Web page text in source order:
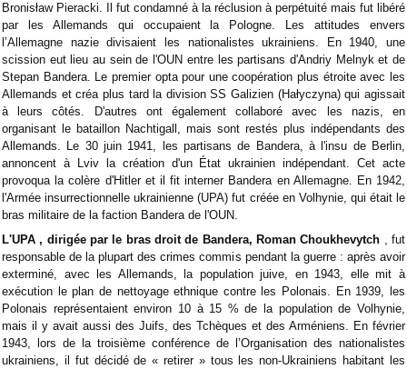
Bronisław Pieracki. Il fut condamné à la réclusion à perpétuité mais fut libéré
par les Allemands qui occupaient la Pologne. Les attitudes envers
l’Allemagne nazie divisaient les nationalistes ukrainiens. En 1940, une
scission eut lieu au sein de l'OUN entre les partisans d'Andriy Melnyk et de
Stepan Bandera. Le premier opta pour une coopération plus étroite avec les
Allemands et créa plus tard la division SS Galizien (Hałyczyna) qui agissait
à leurs côtés. D'autres ont également collaboré avec les nazis, en
organisant le bataillon Nachtigall, mais sont restés plus indépendants des
Allemands. Le 30 juin 1941, les partisans de Bandera, à l'insu de Berlin,
annoncent à Lviv la création d'un État ukrainien indépendant. Cet acte
provoqua la colère d'Hitler et il fit interner Bandera en Allemagne. En 1942,
l'Armée insurrectionnelle ukrainienne (UPA) fut créée en Volhynie, qui était le
bras militaire de la faction Bandera de l'OUN.
L'UPA , dirigée par le bras droit de Bandera, Roman Choukhevytch , fut
responsable de la plupart des crimes commis pendant la guerre : après avoir
exterminé, avec les Allemands, la population juive, en 1943, elle mit à
exécution le plan de nettoyage ethnique contre les Polonais. En 1939, les
Polonais représentaient environ 10 à 15 % de la population de Volhynie,
mais il y avait aussi des Juifs, des Tchèques et des Arméniens. En février
1943, lors de la troisième conférence de l’Organisation des nationalistes
ukrainiens, il fut décidé de « retirer » tous les non-Ukrainiens habitant les